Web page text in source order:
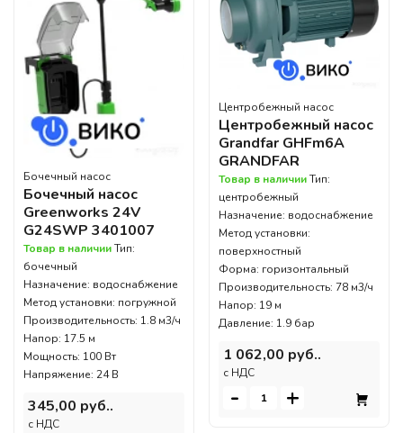
Бочечный насос
Бочечный насос
Greenworks 24V
G24SWP 3401007
Товар в наличииТип:
бочечный
Назначение: водоснабжение
Метод установки: погружной
Производительность: 1.8 м3/ч
Напор: 17.5 м
Мощность: 100 Вт
Напряжение: 24 В
345,00 руб..
c НДС
Центробежный насос
Центробежный насос
Grandfar GHFm6A
GRANDFAR
Товар в наличииТип:
центробежный
Назначение: водоснабжение
Метод установки:
поверхностный
Форма: горизонтальный
Производительность: 78 м3/ч
Напор: 19 м
Давление: 1.9 бар
1 062,00 руб..
c НДС
- +